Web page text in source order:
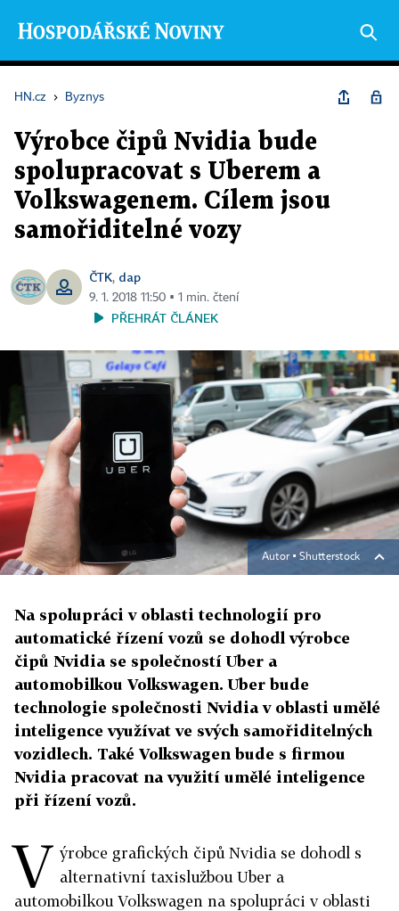
HN.cz › Byznys
Výrobce čipů Nvidia bude
spolupracovat s Uberem a
Volkswagenem. Cílem jsou
samořiditelné vozy
ČTK, dap
9. 1. 2018 11:50 ▪ 1 min. čtení
PŘEHRÁT ČLÁNEK
Autor ▪ Shutterstock
Na spolupráci v oblasti technologií pro
automatické řízení vozů se dohodl výrobce
čipů Nvidia se společností Uber a
automobilkou Volkswagen. Uber bude
technologie společnosti Nvidia v oblasti umělé
inteligence využívat ve svých samořiditelných
vozidlech. Také Volkswagen bude s firmou
Nvidia pracovat na využití umělé inteligence
při řízení vozů.
V ýrobce grafických čipů Nvidia se dohodl s
alternativní taxislužbou Uber a
automobilkou Volkswagen na spolupráci v oblasti